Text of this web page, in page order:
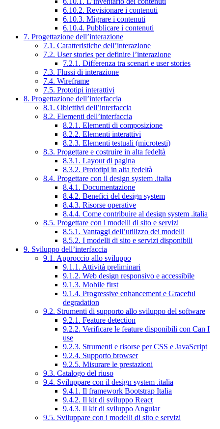
6.10.2. Revisionare i contenuti
6.10.3. Migrare i contenuti
6.10.4. Pubblicare i contenuti
7. Progettazione dell’interazione
7.1. Caratteristiche dell’interazione
7.2. User stories per definire l’interazione
7.2.1. Differenza tra scenari e user stories
7.3. Flussi di interazione
7.4. Wireframe
7.5. Prototipi interattivi
8. Progettazione dell’interfaccia
8.1. Obiettivi dell’interfaccia
8.2. Elementi dell’interfaccia
8.2.1. Elementi di composizione
8.2.2. Elementi interattivi
8.2.3. Elementi testuali (microtesti)
8.3. Progettare e costruire in alta fedeltà
8.3.1. Layout di pagina
8.3.2. Prototipi in alta fedeltà
8.4. Progettare con il design system .italia
8.4.1. Documentazione
8.4.2. Benefici del design system
8.4.3. Risorse operative
8.4.4. Come contribuire al design system .italia
8.5. Progettare con i modelli di sito e servizi
8.5.1. Vantaggi dell’utilizzo dei modelli
8.5.2. I modelli di sito e servizi disponibili
9. Sviluppo dell’interfaccia
9.1. Approccio allo sviluppo
9.1.1. Attività preliminari
9.1.2. Web design responsivo e accessibile
9.1.3. Mobile first
9.1.4. Progressive enhancement e Graceful
degradation
9.2. Strumenti di supporto allo sviluppo del software
9.2.1. Feature detection
9.2.2. Verificare le feature disponibili con Can I
use
9.2.3. Strumenti e risorse per CSS e JavaScript
9.2.4. Supporto browser
9.2.5. Misurare le prestazioni
9.3. Catalogo del riuso
9.4. Sviluppare con il design system .italia
9.4.1. Il framework Bootstrap Italia
9.4.2. Il kit di sviluppo React
9.4.3. Il kit di sviluppo Angular
9.5. Sviluppare con i modelli di sito e servizi